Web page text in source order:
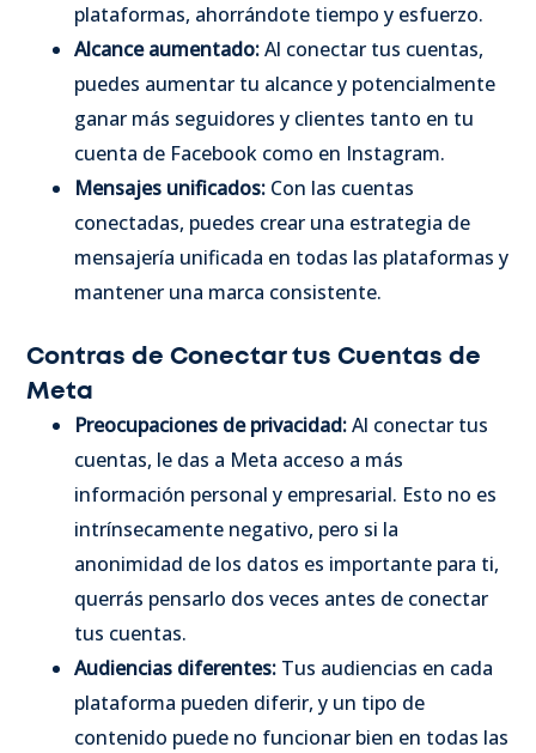
plataformas, ahorrándote tiempo y esfuerzo.
Alcance aumentado:Al conectar tus cuentas,
puedes aumentar tu alcance y potencialmente
ganar más seguidores y clientes tanto en tu
cuenta de Facebook como en Instagram.
Mensajes unificados: Con las cuentas
conectadas, puedes crear una estrategia de
mensajería unificada en todas las plataformas y
mantener una marca consistente.
Contras de Conectar tus Cuentas de
Meta
Preocupaciones de privacidad:Al conectar tus
cuentas, le das a Meta acceso a más
información personal y empresarial. Esto no es
intrínsecamente negativo, pero si la
anonimidad de los datos es importante para ti,
querrás pensarlo dos veces antes de conectar
tus cuentas.
Audiencias diferentes: Tus audiencias en cada
plataforma pueden diferir, y un tipo de
contenido puede no funcionar bien en todas las